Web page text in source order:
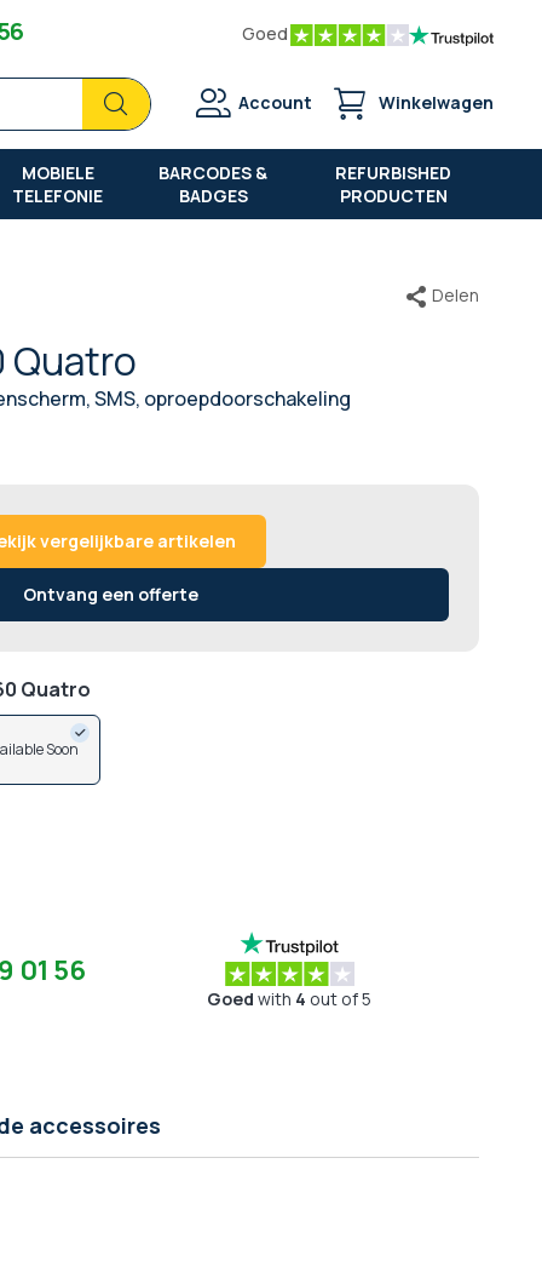
Goed
Zoek
Zoek
Account Winkelwagen
MOBIELE
TELEFONIE
BARCODES &
BADGES
REFURBISHED
PRODUCTEN
Quatro
SMS, oproepdoorschakeling
Delen
vergelijkbare artikelen
Ontvang een offerte
Quatro
Soon
01 56
Goed with 4 out of 5
accessoires